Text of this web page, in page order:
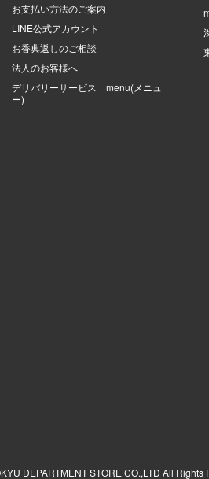
お支払い方法のご案内
LINE公式アカウント
お香典返しのご相談
法人のお客様へ
デリバリーサービス menu(メニュ
ー)
DEPARTMENT STORE CO.,LTD All Rights